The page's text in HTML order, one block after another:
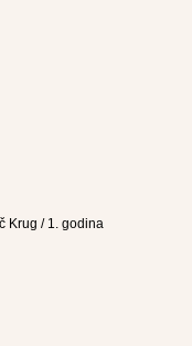
Krug / 1. godina